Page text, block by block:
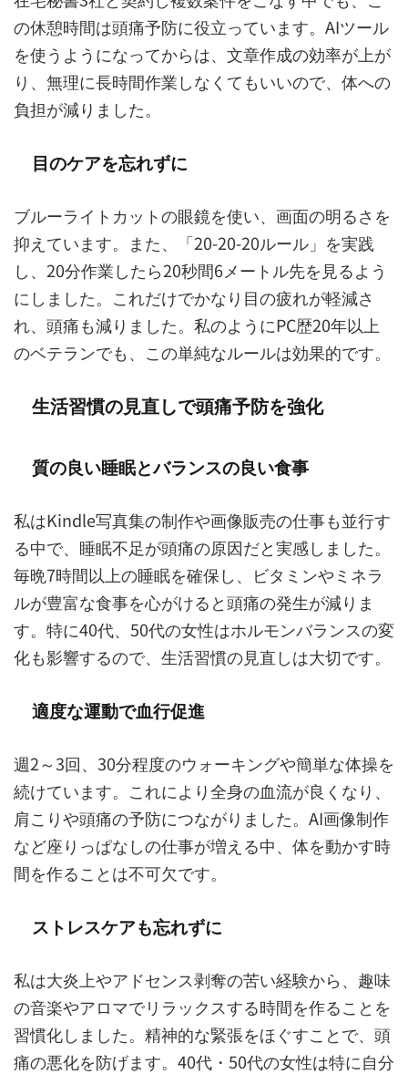
の休憩時間は頭痛予防に役立っています。AIツール
を使うようになってからは、文章作成の効率が上が
り、無理に長時間作業しなくてもいいので、体への
負担が減りました。
目のケアを忘れずに
ブルーライトカットの眼鏡を使い、画面の明るさを
抑えています。また、「20-20-20ルール」を実践
し、20分作業したら20秒間6メートル先を見るよう
にしました。これだけでかなり目の疲れが軽減さ
れ、頭痛も減りました。私のようにPC歴20年以上
のベテランでも、この単純なルールは効果的です。
生活習慣の見直しで頭痛予防を強化
質の良い睡眠とバランスの良い食事
私はKindle写真集の制作や画像販売の仕事も並行す
る中で、睡眠不足が頭痛の原因だと実感しました。
毎晩7時間以上の睡眠を確保し、ビタミンやミネラ
ルが豊富な食事を心がけると頭痛の発生が減りま
す。特に40代、50代の女性はホルモンバランスの変
化も影響するので、生活習慣の見直しは大切です。
適度な運動で血行促進
週2～3回、30分程度のウォーキングや簡単な体操を
続けています。これにより全身の血流が良くなり、
肩こりや頭痛の予防につながりました。AI画像制作
など座りっぱなしの仕事が増える中、体を動かす時
間を作ることは不可欠です。
ストレスケアも忘れずに
私は大炎上やアドセンス剥奪の苦い経験から、趣味
の音楽やアロマでリラックスする時間を作ることを
習慣化しました。精神的な緊張をほぐすことで、頭
痛の悪化を防げます。40代・50代の女性は特に自分